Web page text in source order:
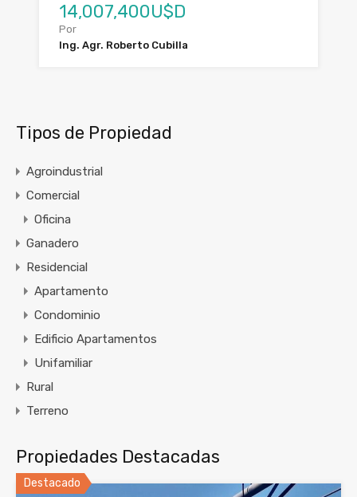
14,007,400U$D
Por
Ing. Agr. Roberto Cubilla
Tipos de Propiedad
Agroindustrial
Comercial
Oficina
Ganadero
Residencial
Apartamento
Condominio
Edificio Apartamentos
Unifamiliar
Rural
Terreno
Propiedades Destacadas
Destacado